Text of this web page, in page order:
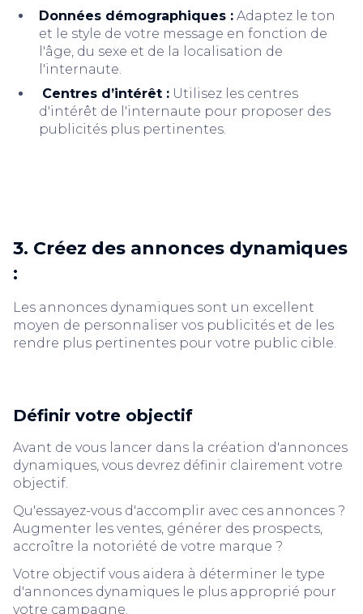
Données démographiques : Adaptez le ton
et le style de votre message en fonction de
l'âge, du sexe et de la localisation de
l'internaute.
Centres d’intérêt : Utilisez les centres
d'intérêt de l'internaute pour proposer des
publicités plus pertinentes.
3. Créez des annonces dynamiques
:
Les annonces dynamiques sont un excellent
moyen de personnaliser vos publicités et de les
rendre plus pertinentes pour votre public cible.
Définir votre objectif
Avant de vous lancer dans la création d'annonces
dynamiques, vous devrez définir clairement votre
objectif.
Qu'essayez-vous d'accomplir avec ces annonces ?
Augmenter les ventes, générer des prospects,
accroître la notoriété de votre marque ?
Votre objectif vous aidera à déterminer le type
d'annonces dynamiques le plus approprié pour
votre campagne.